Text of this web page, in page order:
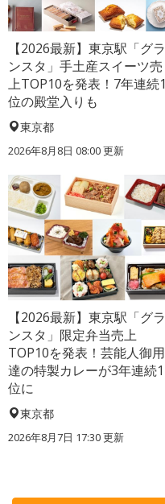
【2026最新】東京駅「グラ
ンスタ」手土産スイーツ売
上TOP10を発表！7年連続1
位の殿堂入りも
東京都
2026年8月8日 08:00更新
【2026最新】東京駅「グラ
ンスタ」限定弁当売上
TOP10を発表！芸能人御用
達の特製カレーが3年連続1
位に
東京都
2026年8月7日 17:30更新